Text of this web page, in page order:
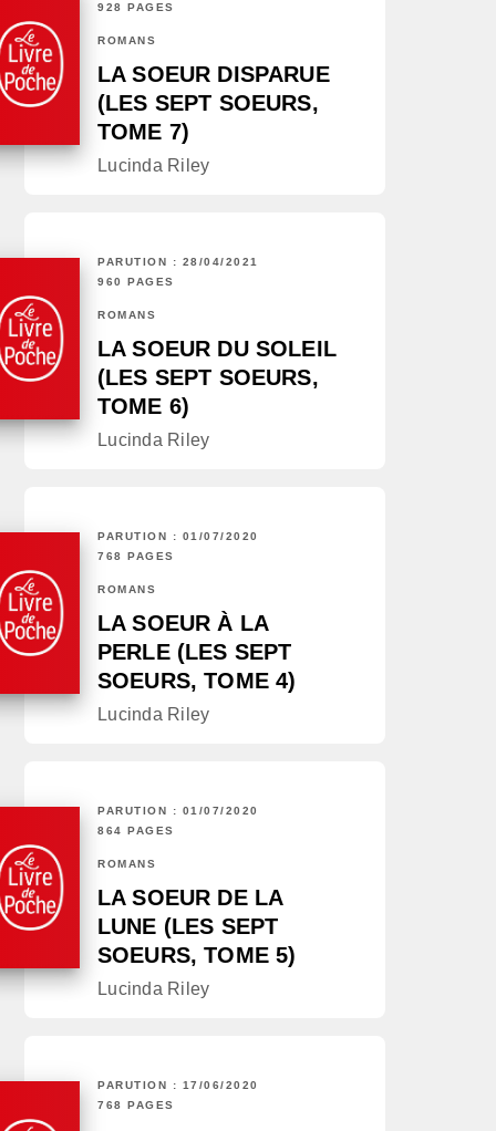
928 PAGES
ROMANS
LA SOEUR DISPARUE
(LES SEPT SOEURS,
TOME 7)
Lucinda Riley
PARUTION : 28/04/2021
960 PAGES
ROMANS
LA SOEUR DU SOLEIL
(LES SEPT SOEURS,
TOME 6)
Lucinda Riley
PARUTION : 01/07/2020
768 PAGES
ROMANS
LA SOEUR À LA
PERLE (LES SEPT
SOEURS, TOME 4)
Lucinda Riley
PARUTION : 01/07/2020
864 PAGES
ROMANS
LA SOEUR DE LA
LUNE (LES SEPT
SOEURS, TOME 5)
Lucinda Riley
PARUTION : 17/06/2020
768 PAGES